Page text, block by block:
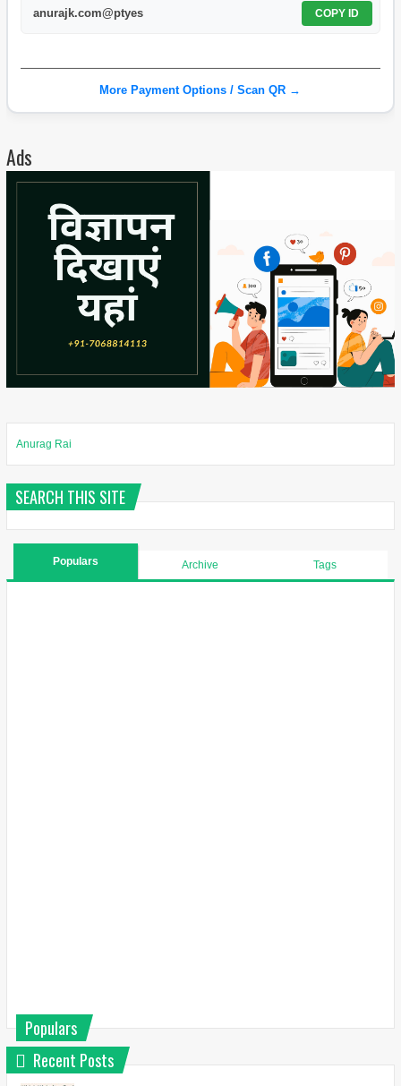
anurajk.com@ptyes COPY ID
More Payment Options / Scan QR →
Ads
Anurag Rai
SEARCH THIS SITE
Populars Archive Tags
Populars
Recent Posts